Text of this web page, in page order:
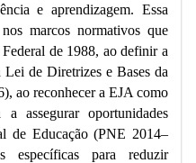
e aprendizagem. Essa
marcos normativos que
de 1988, ao definir a
de Diretrizes e Bases da
ao reconhecer a EJA como
a assegurar oportunidades
de Educação (PNE 2014–
específicas para reduzir